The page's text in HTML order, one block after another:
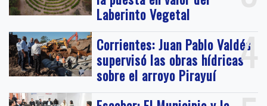
Laberinto Vegetal
4
Corrientes: Juan Pablo Valdés
supervisó las obras hídricas
sobre el arroyo Pirayuí